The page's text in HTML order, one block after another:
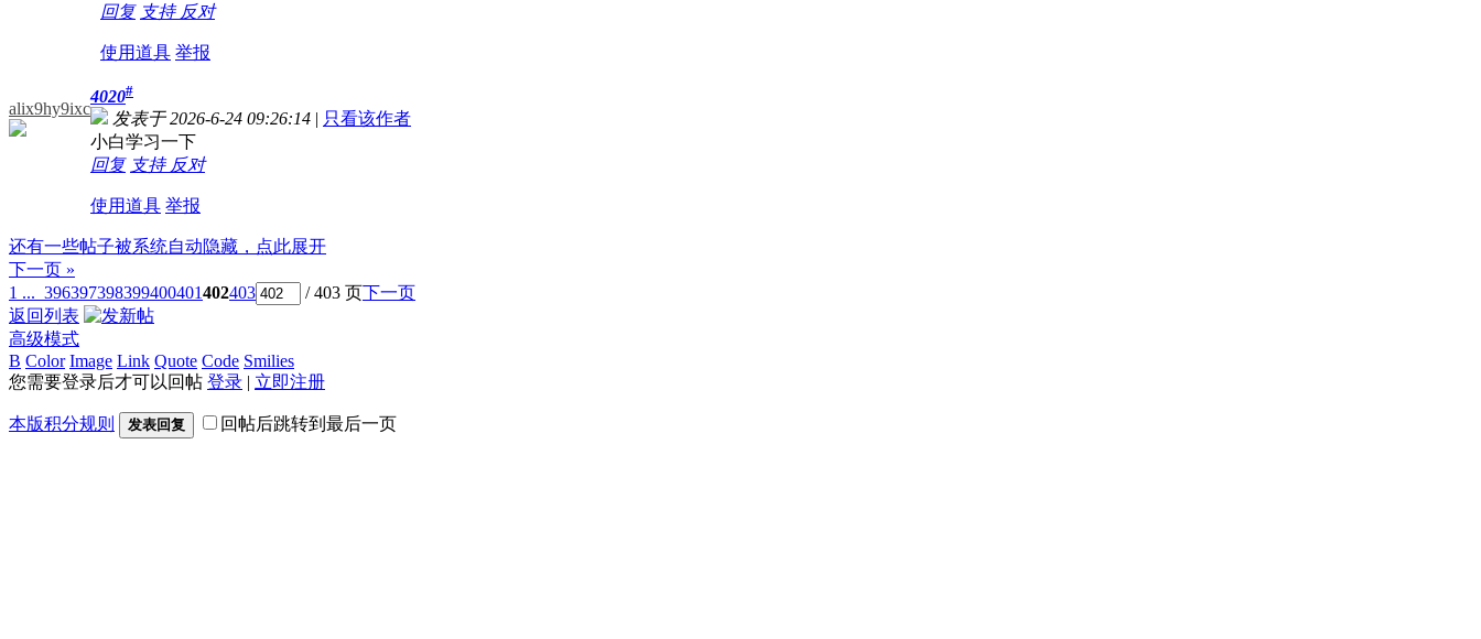
回复 支持 反对
使用道具 举报
alix9hy9ixc
4020#
发表于 2026-6-24 09:26:14 | 只看该作者
小白学习一下
回复 支持 反对
使用道具 举报
还有一些帖子被系统自动隐藏，点此展开
下一页 »
1 ... 396397398399400401402403 / 403 页下一页
返回列表
高级模式
B Color Image Link Quote Code Smilies
您需要登录后才可以回帖 登录 | 立即注册
本版积分规则 发表回复 回帖后跳转到最后一页